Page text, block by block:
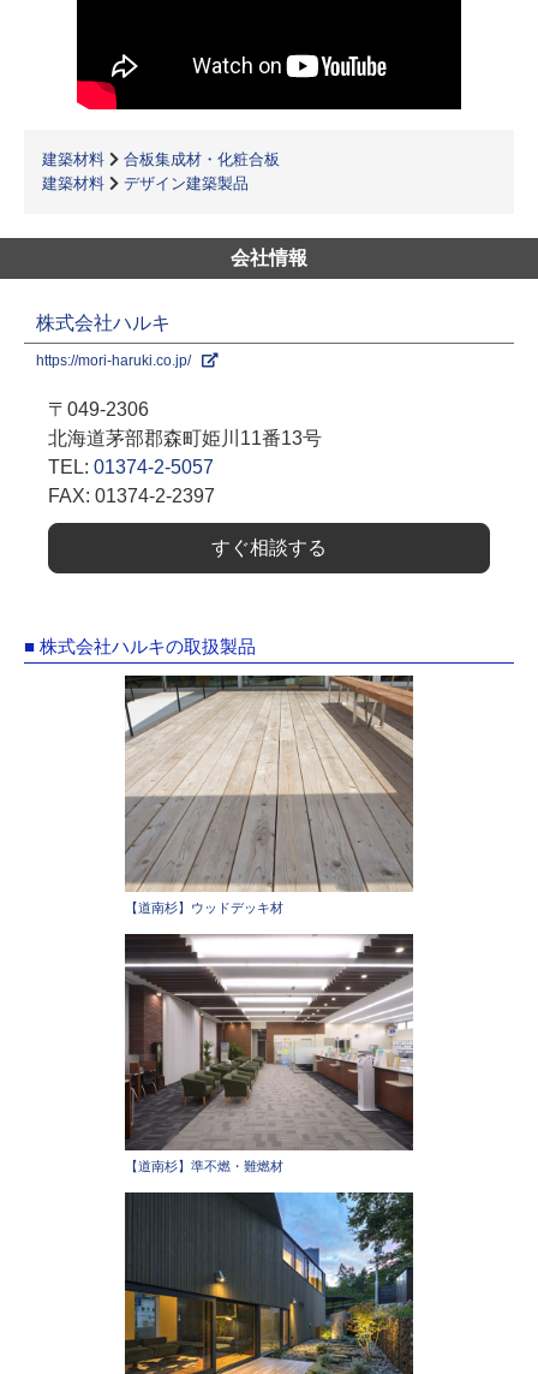
建築材料
合板集成材・化粧合板
建築材料
デザイン建築製品
会社情報
株式会社ハルキ
https://mori-haruki.co.jp/
〒049-2306
北海道茅部郡森町姫川11番13号
TEL: 01374-2-5057
FAX: 01374-2-2397
すぐ相談する
■ 株式会社ハルキの取扱製品
【道南杉】ウッドデッキ材
【道南杉】準不燃・難燃材